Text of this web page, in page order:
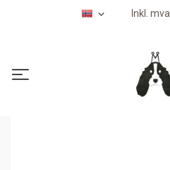
Inkl. mva